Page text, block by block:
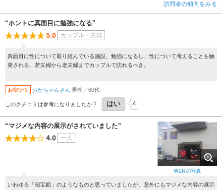
訪問者の傾向をみる
“ホントに真面目に勉強になる”
5.0 カップル・夫婦
真面目に性について取り組んでいる施設。勉強になるし、性について考えることを触
発される。若夫婦から老夫婦までカップルで訪れるべき。
お宿ツウ おかちゃんさん 男性／60代
このクチコミは参考になりましたか？ はい 4
他1枚の写真
“マジメな内容の展示がされていました”
4.0 一人
いわゆる「秘宝館」のようなものと思っていましたが、意外にもマジメな内容の展示